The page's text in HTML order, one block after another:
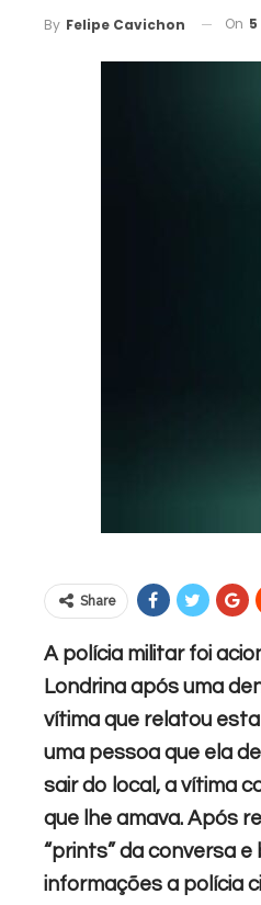
By Felipe Cavichon On
Share
A polícia militar foi
Londrina após uma
vítima que relatou
uma pessoa que ela
sair do local, a vítima
que lhe amava. Após
“prints” da conversa
informações a polícia